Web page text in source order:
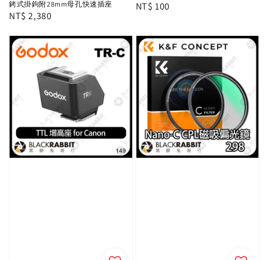
銬式掛鉤附28mm母孔快速插座
Regular
NT$ 2,380
Regular
NT$ 100